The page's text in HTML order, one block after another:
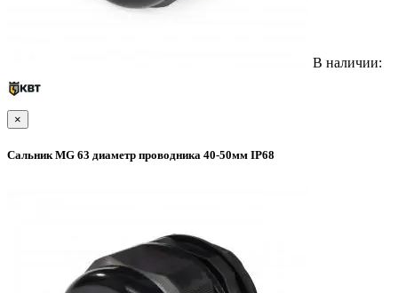
В наличии:
×
Сальник MG 63 диаметр проводника 40-50мм IP68